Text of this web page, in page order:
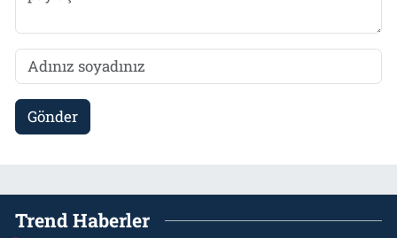
Gönder
Trend Haberler